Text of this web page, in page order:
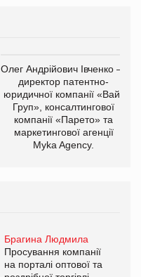
Олег Андрійович Івченко —
директор патентно-
юридичної компанії «Вайз
Груп», консалтингової
компанії «Парето» та
маркетингової агенції
Myka Agency.
Брагина Людмила
Просування компанії
на порталі оптової та